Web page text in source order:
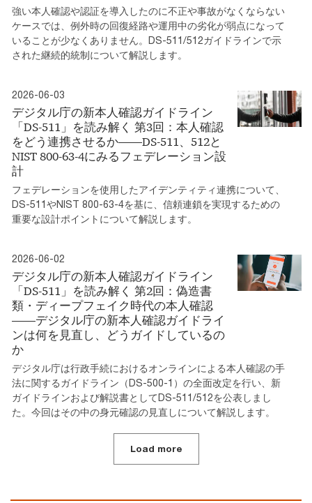
強い本人確認や認証を導入したのに不正や事故がなくならない
ケースでは、例外時の回復経路や運用中の劣化が弱点になって
いることが少なくありません。DS-511/512ガイドラインで示
された継続的統制について解説します。
2026-06-03
デジタル庁の新本人確認ガイドライン
「DS-511」を読み解く 第3回：本人確認
をどう連携させるか――DS-511、512と
NIST 800-63-4にみるフェデレーション設
計
フェデレーションを使用したアイデンティティ連携について、
DS-511やNIST 800-63-4を基に、信頼連鎖を実現するための
重要な設計ポイントについて解説します。
2026-06-02
デジタル庁の新本人確認ガイドライン
「DS-511」を読み解く 第2回：偽造書
類・ディープフェイク時代の本人確認
――デジタル庁の新本人確認ガイドライ
ンは何を見直し、どうガイドしているの
か
デジタル庁は行政手続におけるオンラインによる本人確認の手
法に関するガイドライン（DS-500-1）の全面改定を行い、新
ガイドラインおよび解説書としてDS-511/512を公表しまし
た。今回はその中の身元確認の見直しについて解説します。
Load more